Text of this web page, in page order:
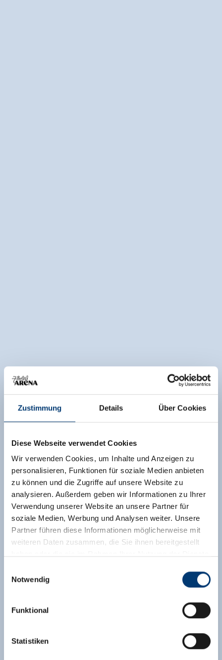
Zustimmung Details Über Cookies
Diese Webseite verwendet Cookies
Wir verwenden Cookies, um Inhalte und Anzeigen zu
personalisieren, Funktionen für soziale Medien anbieten
zu können und die Zugriffe auf unsere Website zu
analysieren. Außerdem geben wir Informationen zu Ihrer
Verwendung unserer Website an unsere Partner für
soziale Medien, Werbung und Analysen weiter. Unsere
Partner führen diese Informationen möglicherweise mit
weiteren Daten zusammen, die Sie ihnen bereitgestellt
Rohr 23// A-6280 Zell am Ziller
www.zillertalarena.com
Notwendig
Funktional
Statistiken